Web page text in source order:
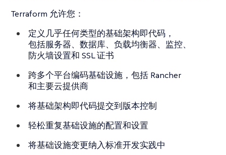
Terraform 允许您：
定义几乎任何类型的基础架构即代码，
包括服务器、数据库、负载均衡器、监控、
防火墙设置和 SSL 证书
跨多个平台编码基础设施，包括 Rancher
和主要云提供商
将基础架构即代码提交到版本控制
轻松重复基础设施的配置和设置
将基础设施变更纳入标准开发实践中